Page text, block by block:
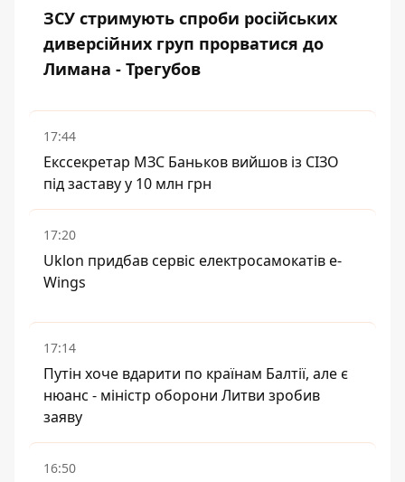
ЗСУ стримують спроби російських
диверсійних груп прорватися до
Лимана - Трегубов
17:44
Екссекретар МЗС Баньков вийшов із СІЗО
під заставу у 10 млн грн
17:20
Uklon придбав сервіс електросамокатів e-
Wings
17:14
Путін хоче вдарити по країнам Балтії, але є
нюанс - міністр оборони Литви зробив
заяву
16:50